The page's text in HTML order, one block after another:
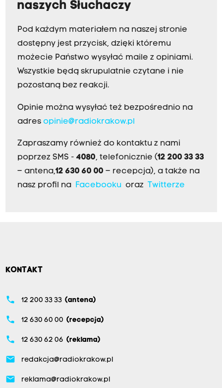
naszych Słuchaczy
Pod każdym materiałem na naszej stronie
dostępny jest przycisk, dzięki któremu
możecie Państwo wysyłać maile z opiniami.
Wszystkie będą skrupulatnie czytane i nie
pozostaną bez reakcji.
Opinie można wysyłać też bezpośrednio na
adres opinie@radiokrakow.pl
Zapraszamy również do kontaktu z nami
poprzez SMS - 4080, telefonicznie (12 200 33 33
– antena,12 630 60 00 – recepcja), a także na
nasz profil na
Facebookuoraz Twitterze
KONTAKT
phone 12 200 33 33 (antena)
phone 12 630 60 00 (recepcja)
phone 12 630 62 06 (reklama)
email redakcja@radiokrakow.pl
email reklama@radiokrakow.pl